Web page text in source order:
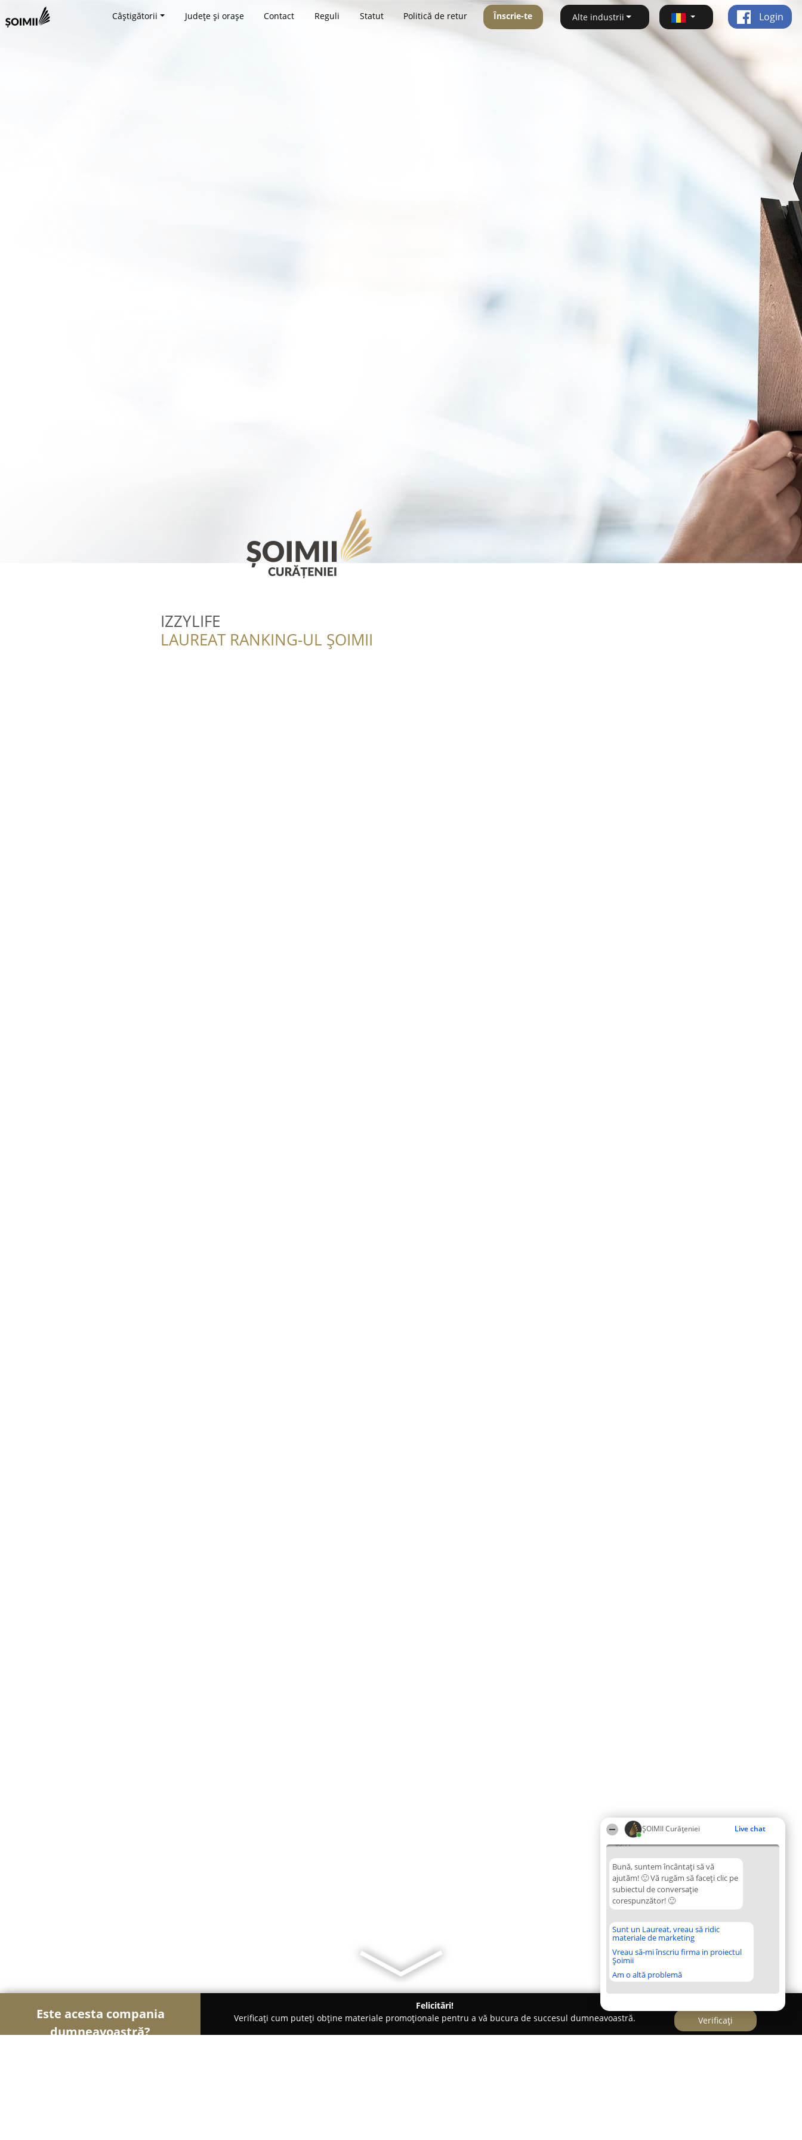
ȘOIMII Curățeniei Live chat
05:11
Bună, suntem încântați să vă
ajutăm! 🙂 Vă rugăm să faceți clic pe
subiectul de conversație
corespunzător! 🙂
Sunt un Laureat, vreau să ridic
materiale de marketing
Vreau să-mi înscriu firma in proiectul
Șoimii
Am o altă problemă
Câștigătorii Județe și orașe Contact Reguli Statut Politică de retur Înscrie-te Alte industrii Login
IZZYLIFE
LAUREAT RANKING-UL ȘOIMII
Este acesta compania
dumneavoastră?
Felicitări!
Verificați cum puteți obține materiale promoționale pentru a vă bucura de succesul dumneavoastră.
Verificați